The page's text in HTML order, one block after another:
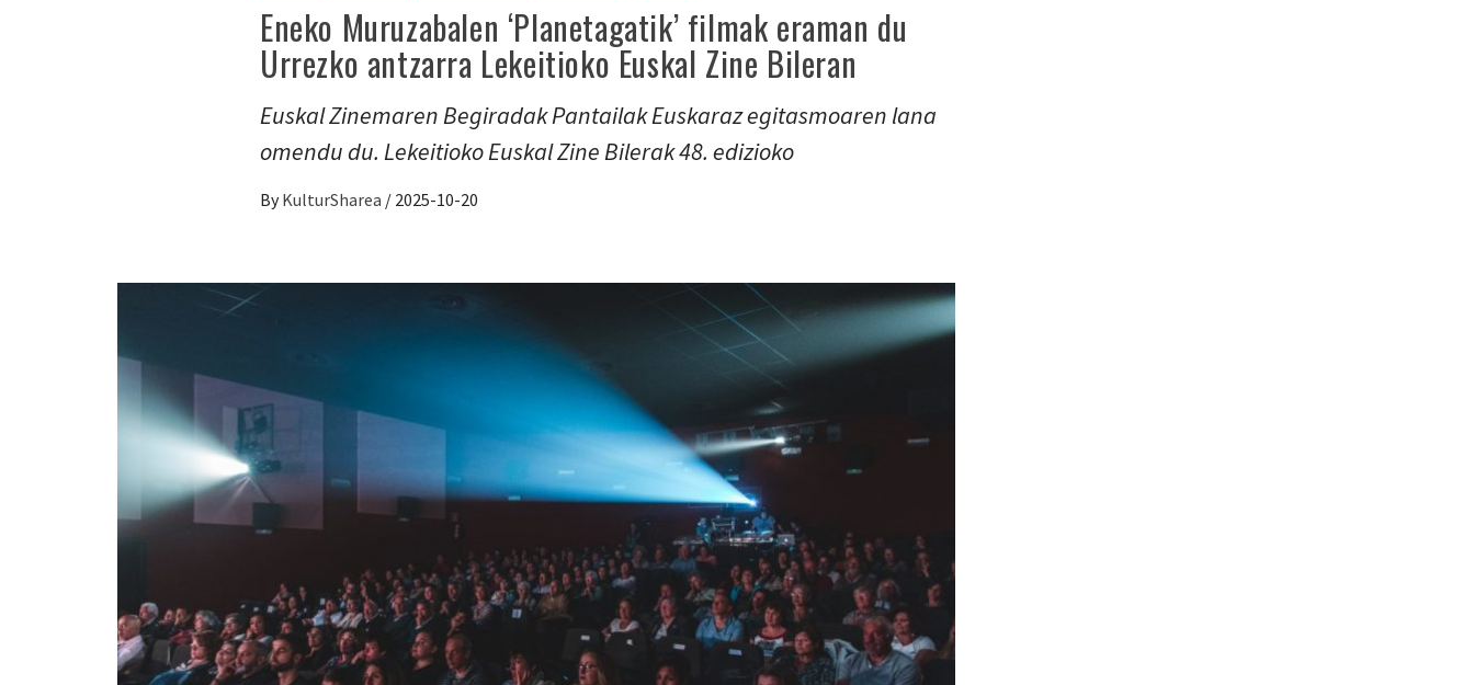
Eneko Muruzabalen ‘Planetagatik’ filmak eraman du
Urrezko antzarra Lekeitioko Euskal Zine Bileran
Euskal Zinemaren Begiradak Pantailak Euskaraz egitasmoaren lana
omendu du. Lekeitioko Euskal Zine Bilerak 48. edizioko
By KulturSharea / 2025-10-20